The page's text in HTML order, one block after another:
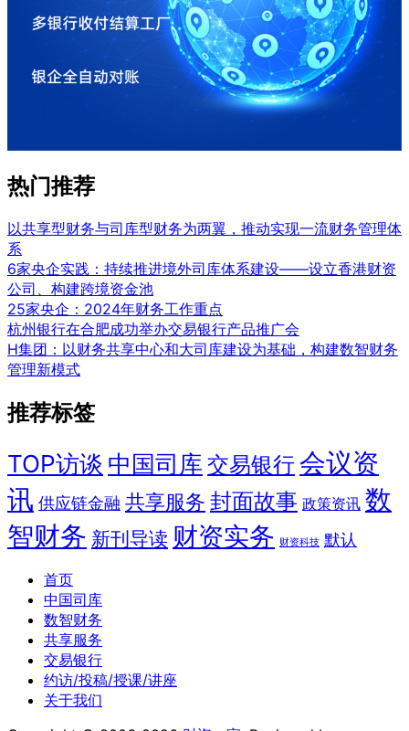
热门推荐
以共享型财务与司库型财务为两翼，推动实现一流财务管理体
系
6家央企实践：持续推进境外司库体系建设——设立香港财资
公司、构建跨境资金池
25家央企：2024年财务工作重点
杭州银行在合肥成功举办交易银行产品推广会
H集团：以财务共享中心和大司库建设为基础，构建数智财务
管理新模式
推荐标签
TOP访谈 中国司库 交易银行会议资
讯 供应链金融 共享服务 封面故事 政策资讯 数
智财务 新刊导读 财资实务 财资科技 默认
首页
中国司库
数智财务
共享服务
交易银行
约访/投稿/授课/讲座
关于我们